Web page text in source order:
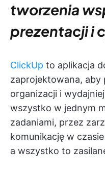
tworzenia
prezentacji i
ClickUp to aplikacja
zaprojektowana, aby
organizacji i
wszystko w jednym
zadaniami, przez
komunikację w
a wszystko to